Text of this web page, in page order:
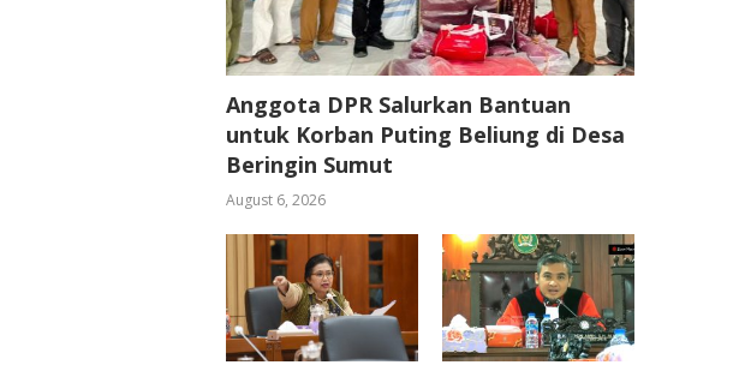
Anggota DPR Salurkan Bantuan
untuk Korban Puting Beliung di Desa
Beringin Sumut
August 6, 2026